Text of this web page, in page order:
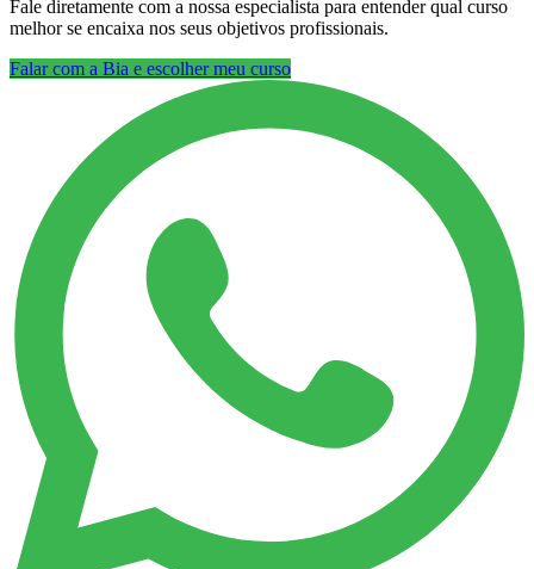
Fale diretamente com a nossa especialista para entender qual curso
melhor se encaixa nos seus objetivos profissionais.
Falar com a Bia e escolher meu curso